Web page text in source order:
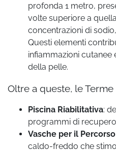
profonda 1 metro,
volte superiore a
concentrazioni di
Questi elementi
infiammazioni cutanee
della pelle.
Oltre a queste, le
Piscina Riabilitativa:
programmi di
Vasche per il
caldo-freddo che